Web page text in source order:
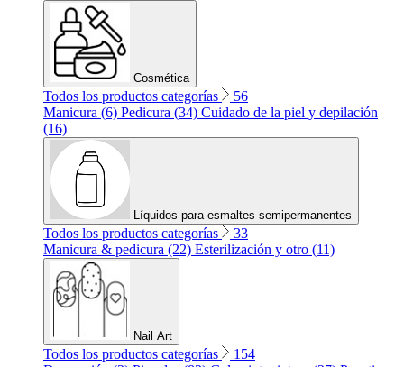
Cosmética
Todos los productos categorías
56
Manicura (6) Pedicura (34) Cuidado de la piel y depilación
(16)
Líquidos para esmaltes semipermanentes
Todos los productos categorías
33
Manicura & pedicura (22) Esterilización y otro (11)
Nail Art
Todos los productos categorías
154